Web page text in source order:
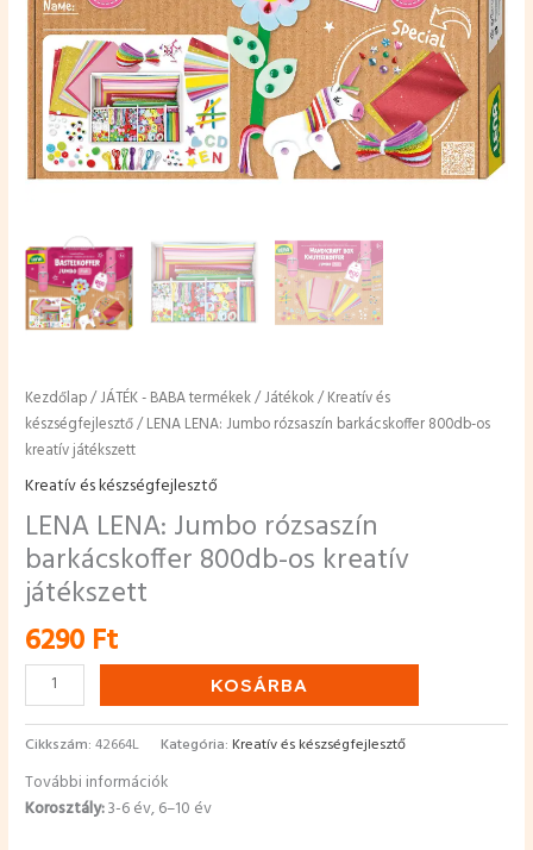
Kezdőlap/JÁTÉK - BABA termékek/Játékok/Kreatív és
készségfejlesztő/ LENA LENA: Jumbo rózsaszín barkácskoffer 800db-os
kreatív játékszett
Kreatív és készségfejlesztő
LENA LENA: Jumbo rózsaszín
barkácskoffer 800db-os kreatív
játékszett
6290 Ft
KOSÁRBA
Cikkszám:42664L Kategória: Kreatív és készségfejlesztő
További információk
Korosztály:3-6 év, 6–10 év